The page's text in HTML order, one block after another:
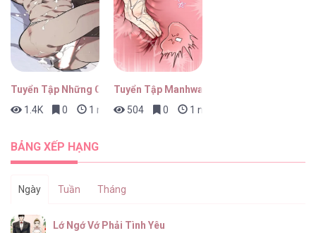
Tuyển Tập Những Con Bot Dâm Múp Rụp
1.4K
0 1 ngày trước
Tuyển Tập Manhwa Ngắn Bạo Dăm
504
0 1 ngày trước
BẢNG XẾP HẠNG
Ngày Tuần Tháng
Lớ Ngớ Vớ Phải Tình Yêu